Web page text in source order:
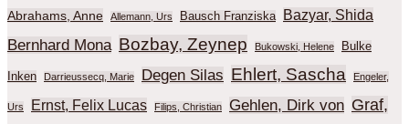
Abrahams, Anne Allemann, Urs Bausch Franziska Bazyar, Shida
Bernhard Mona Bozbay, Zeynep Bukowski, Helene Bulke
Inken Darrieussecq, Marie Degen Silas Ehlert, Sascha Engeler,
Urs Ernst, Felix Lucas Filips, Christian Gehlen, Dirk von Graf,